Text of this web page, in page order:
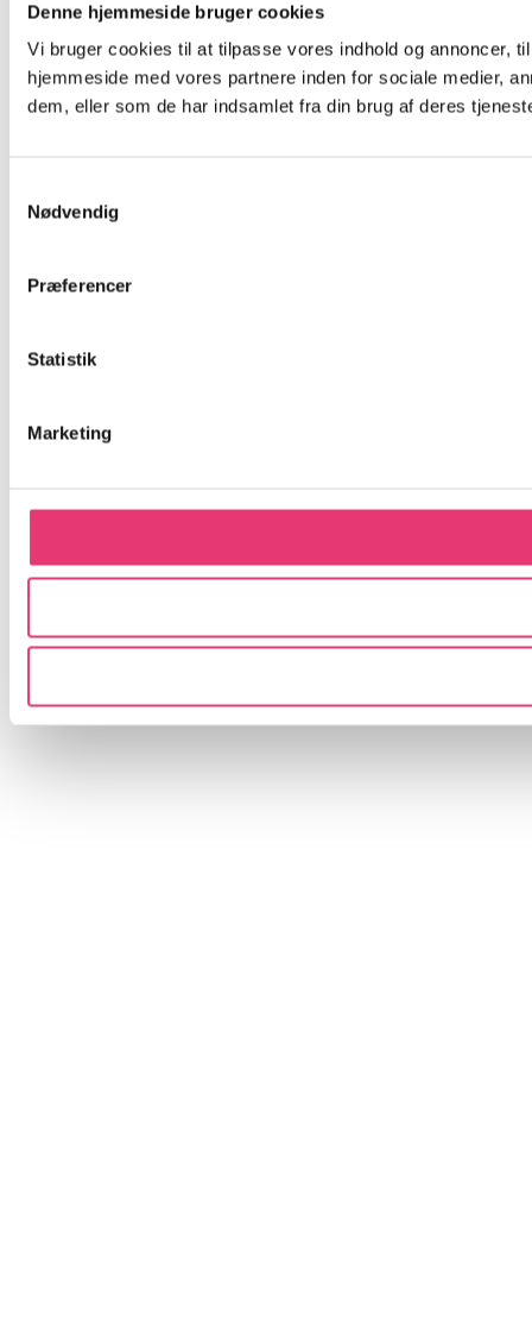
Denne hjemmeside bruger cookies
Vi bruger cookies til at tilpasse vores indhold og annoncer,
hjemmeside med vores partnere inden for sociale medier,
dem, eller som de har indsamlet fra din brug af deres
Nødvendig
Præferencer
Statistik
Marketing